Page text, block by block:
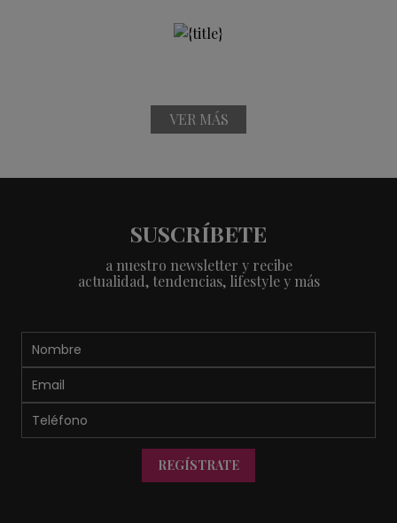
VER MÁS
SUSCRÍBETE
a nuestro newsletter y recibe
actualidad, tendencias, lifestyle y más
REGÍSTRATE